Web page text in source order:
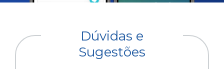
Dúvidas e
Sugestões